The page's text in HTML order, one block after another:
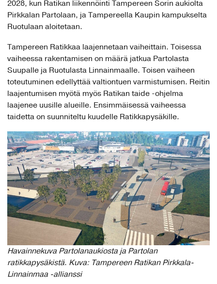
2028, kun Ratikan liikennöinti Tampereen Sorin aukiolta
Pirkkalan Partolaan, ja Tampereella Kaupin kampukselta
Ruotulaan aloitetaan.
Tampereen Ratikkaa laajennetaan vaiheittain. Toisessa
vaiheessa rakentamisen on määrä jatkua Partolasta
Suupalle ja Ruotulasta Linnainmaalle. Toisen vaiheen
toteutuminen edellyttää valtiontuen varmistumisen. Reitin
laajentumisen myötä myös Ratikan taide -ohjelma
laajenee uusille alueille. Ensimmäisessä vaiheessa
taidetta on suunniteltu kuudelle Ratikkapysäkille.
Havainnekuva Partolanaukiosta ja Partolan
ratikkapysäkistä. Kuva: Tampereen Ratikan Pirkkala-
Linnainmaa -allianssi